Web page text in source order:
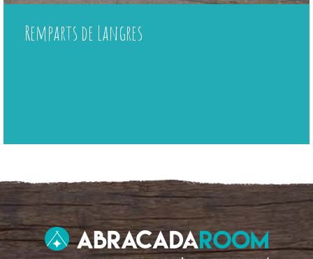
Remparts de Langres